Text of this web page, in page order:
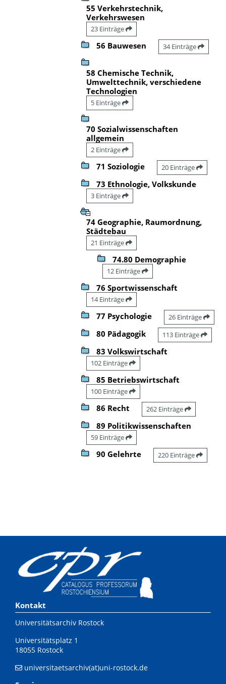
55 Verkehrstechnik,
Verkehrswesen
23 Einträge
56 Bauwesen 34 Einträge
58 Chemische Technik,
Umwelttechnik, verschiedene
Technologien
5 Einträge
70 Sozialwissenschaften
allgemein
2 Einträge
71 Soziologie 20 Einträge
73 Ethnologie, Volkskunde
3 Einträge
74 Geographie, Raumordnung,
Städtebau
21 Einträge
74.80 Demographie
12 Einträge
76 Sportwissenschaft
14 Einträge
77 Psychologie 26 Einträge
80 Pädagogik 113 Einträge
83 Volkswirtschaft
102 Einträge
85 Betriebswirtschaft
100 Einträge
86 Recht 262 Einträge
89 Politikwissenschaften
59 Einträge
90 Gelehrte 220 Einträge
Kontakt
Universitätsarchiv Rostock
Universitätsplatz 1
18055 Rostock
universitaetsarchiv(at)uni-rostock.de